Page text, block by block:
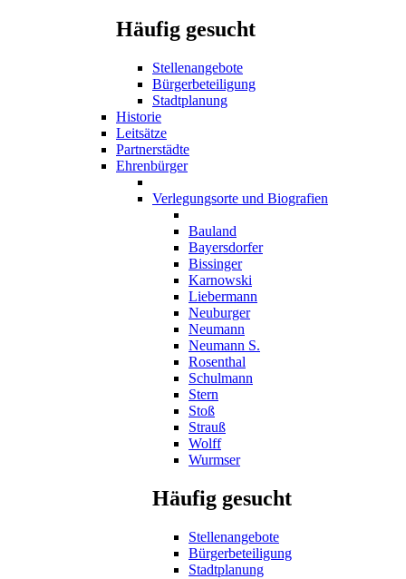
Häufig gesucht
Stellenangebote
Bürgerbeteiligung
Stadtplanung
Historie
Leitsätze
Partnerstädte
Ehrenbürger
Verlegungsorte und Biografien
Bauland
Bayersdorfer
Bissinger
Karnowski
Liebermann
Neuburger
Neumann
Neumann S.
Rosenthal
Schulmann
Stern
Stoß
Strauß
Wolff
Wurmser
Häufig gesucht
Stellenangebote
Bürgerbeteiligung
Stadtplanung